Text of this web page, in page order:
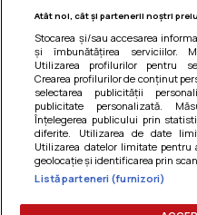
Termeni si conditii |
confidentialitate|
Atât noi, cât și partenerii noștri
Stocarea și/sau accesarea
și îmbunătățirea serviciilor.
Utilizarea profilurilor pentru
Crearea profilurilor de conținut
selectarea publicității
publicitate personalizată.
Înțelegerea publicului prin
diferite. Utilizarea de date
Utilizarea datelor limitate pentru
geolocație și identificarea prin
Listă parteneri (furnizori)